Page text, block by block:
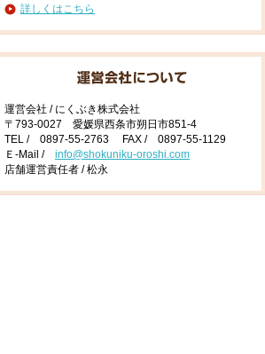
詳しくはこちら
運営会社 / にくぶき株式会社
〒793-0027 愛媛県西条市朔日市851-4
TEL / 0897-55-2763 FAX / 0897-55-1129
Ｅ-Mail / info@shokuniku-oroshi.com
店舗運営責任者 / 松永